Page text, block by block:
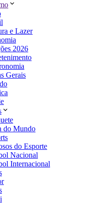
e Lazer
2026
Gerais
do Mundo
do Esporte
Nacional
Internacional